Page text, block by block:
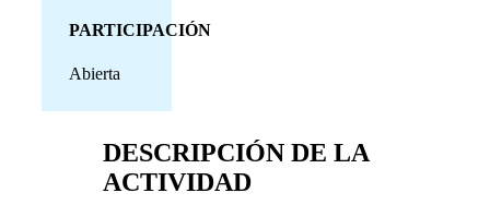
PARTICIPACIÓN
Abierta
DESCRIPCIÓN DE LA
ACTIVIDAD